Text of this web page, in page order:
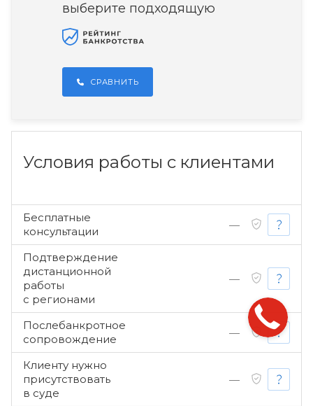
выберите подходящую
СРАВНИТЬ
Условия работы с клиентами
Бесплатные
консультации
—
Подтверждение
дистанционной
работы
с регионами
—
Послебанкротное
сопровождение
—
Клиенту нужно
присутствовать
в суде
—